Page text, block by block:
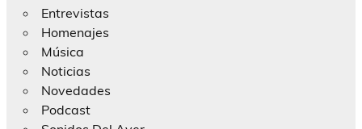
Entrevistas
Homenajes
Música
Noticias
Novedades
Podcast